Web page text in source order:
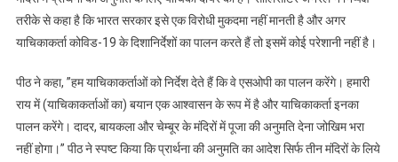
तरीके से कहा है कि भारत सरकार इसे एक विरोधी मुकदमा नहीं मानती है और अगर
याचिकाकर्ता कोविड-19 के दिशानिर्देशों का पालन करते हैं तो इसमें कोई परेशानी नहीं है।
पीठ ने कहा, ”हम याचिकाकर्ताओं को निर्देश देते हैं कि वे एसओपी का पालन करेंगे। हमारी
राय में (याचिकाकर्ताओं का) बयान एक आश्वासन के रूप में है और याचिकाकर्ता इनका
पालन करेंगे। दादर, बायकला और चेम्बूर के मंदिरों में पूजा की अनुमति देना जोखिम भरा
नहीं होगा।” पीठ ने स्पष्ट किया कि प्रार्थना की अनुमति का आदेश सिर्फ तीन मंदिरों के लिये